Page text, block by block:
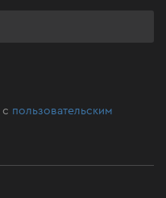
с пользовательским